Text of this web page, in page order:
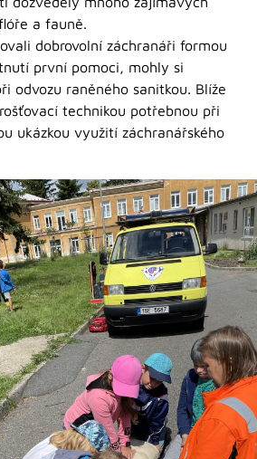
a fauně.
dobrovolní záchranáři formou
první pomoci, mohly si
odvozu raněného sanitkou. Blíže
technikou potřebnou při
ukázkou využití záchranářského